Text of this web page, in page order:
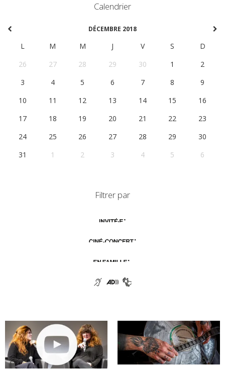
Calendrier
DÉCEMBRE 2018
L M M J V S
D
26
27 28 29 30 1
2
3
4 5 6 7 8
9
10
11 12 13 14 15
16
17
18 19 20 21 22
23
24
25 26 27 28 29
30
31
1 2 3 4 5 6
Filtrer par